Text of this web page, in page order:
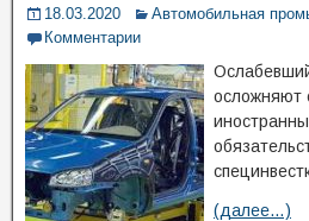
18.03.2020
Автомобильная
Комментарии
осложняют
(далее…)